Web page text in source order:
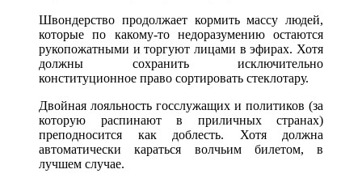
Швондерство продолжает кормить массу людей,
которые по какому-то недоразумению остаются
рукопожатными и торгуют лицами в эфирах. Хотя
должны сохранить исключительно
конституционное право сортировать стеклотару.
Двойная лояльность госслужащих и политиков (за
которую распинают в приличных странах)
преподносится как доблесть. Хотя должна
автоматически караться волчьим билетом, в
лучшем случае.